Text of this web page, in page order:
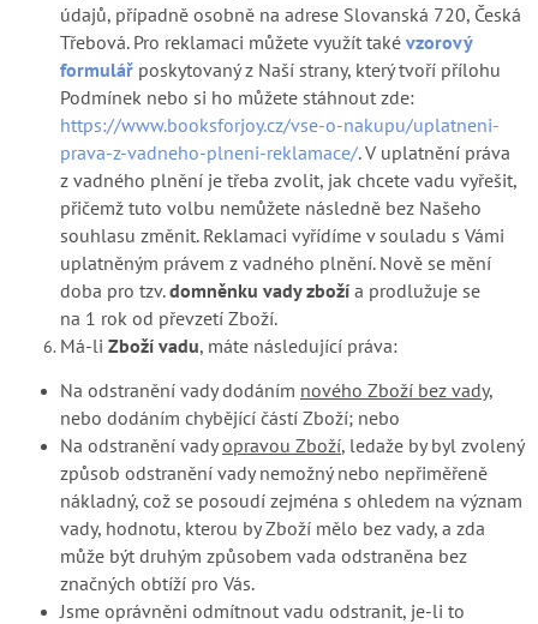
údajů, případně osobně na adrese Slovanská 720, Česká
Třebová. Pro reklamaci můžete využít také vzorový
formulář poskytovaný z Naší strany, který tvoří přílohu
Podmínek nebo si ho můžete stáhnout zde:
https://www.booksforjoy.cz/vse-o-nakupu/uplatneni-
prava-z-vadneho-plneni-reklamace/. V uplatnění práva
z vadného plnění je třeba zvolit, jak chcete vadu vyřešit,
přičemž tuto volbu nemůžete následně bez Našeho
souhlasu změnit. Reklamaci vyřídíme v souladu s Vámi
uplatněným právem z vadného plnění. Nově se mění
doba pro tzv.domněnku vady zboží a prodlužuje se
na 1 rok od převzetí Zboží.
Má-li Zboží vadu, máte následující práva:
Na odstranění vady dodáním nového Zboží bez vady,
nebo dodáním chybějící částí Zboží; nebo
Na odstranění vadyopravou Zboží, ledaže by byl zvolený
způsob odstranění vady nemožný nebo nepřiměřeně
nákladný, což se posoudí zejména s ohledem na význam
vady, hodnotu, kterou by Zboží mělo bez vady, a zda
může být druhým způsobem vada odstraněna bez
značných obtíží pro Vás.
Jsme oprávněni odmítnout vadu odstranit, je-li to